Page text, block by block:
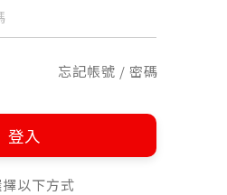
忘記帳號 / 密碼
登入
以下方式